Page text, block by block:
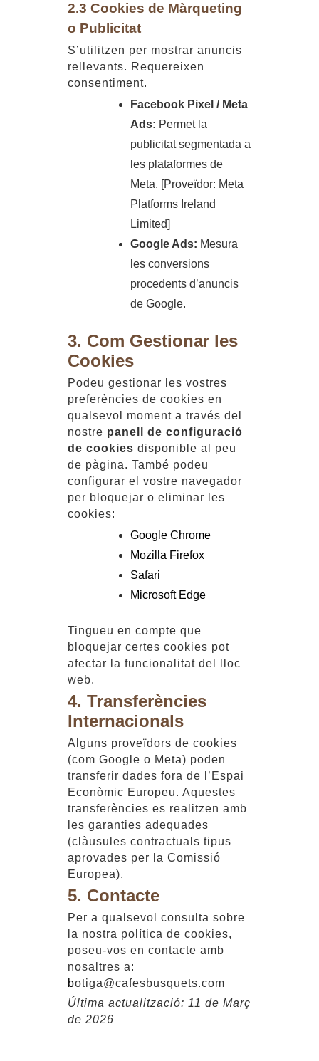
2.3 Cookies de Màrqueting
o Publicitat
S’utilitzen per mostrar anuncis
rellevants. Requereixen
consentiment.
Facebook Pixel / Meta
Ads: Permet la
publicitat segmentada a
les plataformes de
Meta. [Proveïdor: Meta
Platforms Ireland
Limited]
Google Ads: Mesura
les conversions
procedents d’anuncis
de Google.
3. Com Gestionar les
Cookies
Podeu gestionar les vostres
preferències de cookies en
qualsevol moment a través del
nostre panell de configuració
de cookies disponible al peu
de pàgina. També podeu
configurar el vostre navegador
per bloquejar o eliminar les
cookies:
Google Chrome
Mozilla Firefox
Safari
Microsoft Edge
Tingueu en compte que
bloquejar certes cookies pot
afectar la funcionalitat del lloc
web.
4. Transferències
Internacionals
Alguns proveïdors de cookies
(com Google o Meta) poden
transferir dades fora de l’Espai
Econòmic Europeu. Aquestes
transferències es realitzen amb
les garanties adequades
(clàusules contractuals tipus
aprovades per la Comissió
Europea).
5. Contacte
Per a qualsevol consulta sobre
la nostra política de cookies,
poseu-vos en contacte amb
nosaltres a:
botiga@cafesbusquets.com
Última actualització: 11 de Març
de 2026